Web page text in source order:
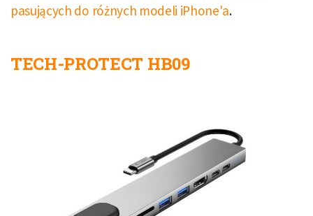
pasujących do różnych modeli iPhone'a.
TECH-PROTECT HB09